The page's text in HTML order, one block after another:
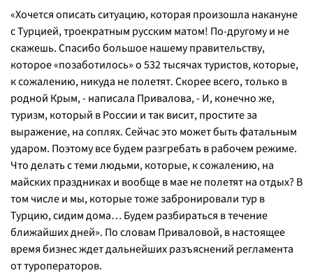
«Хочется описать ситуацию, которая произошла накануне
с Турцией, троекратным русским матом! По-другому и не
скажешь. Спасибо большое нашему правительству,
которое «позаботилось» о 532 тысячах туристов, которые,
к сожалению, никуда не полетят. Скорее всего, только в
родной Крым, - написала Привалова, - И, конечно же,
туризм, который в России и так висит, простите за
выражение, на соплях. Сейчас это может быть фатальным
ударом. Поэтому все будем разгребать в рабочем режиме.
Что делать с теми людьми, которые, к сожалению, на
майских праздниках и вообще в мае не полетят на отдых? В
том числе и мы, которые тоже забронировали тур в
Турцию, сидим дома… Будем разбираться в течение
ближайших дней». По словам Приваловой, в настоящее
время бизнес ждет дальнейших разъяснений регламента
от туроператоров.